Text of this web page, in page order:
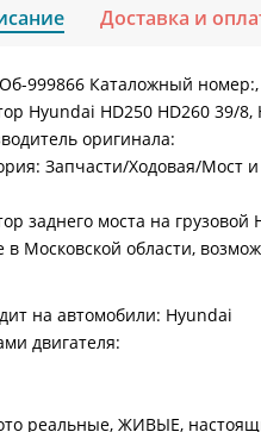
Доставка и
999866 Каталожный номер:,
Hyundai HD250 HD260 39/
оригинала:
Запчасти/Ходовая/Мост
заднего моста на
в Московской области,
на автомобили: Hyundai
двигателя:
реальные, ЖИВЫЕ,